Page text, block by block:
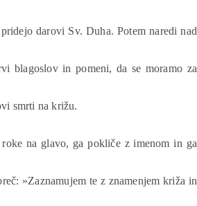
darovi Sv. Duha. Potem naredi nad
blagoslov in pomeni, da se moramo za
smrti na križu.
na glavo, ga pokliče z imenom in ga
»Zaznamujem te z znamenjem križa in